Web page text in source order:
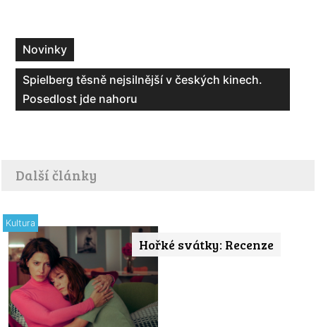
Novinky
Spielberg těsně nejsilnější v českých kinech.
Posedlost jde nahoru
Další články
Hořké svátky: Recenze
Kultura